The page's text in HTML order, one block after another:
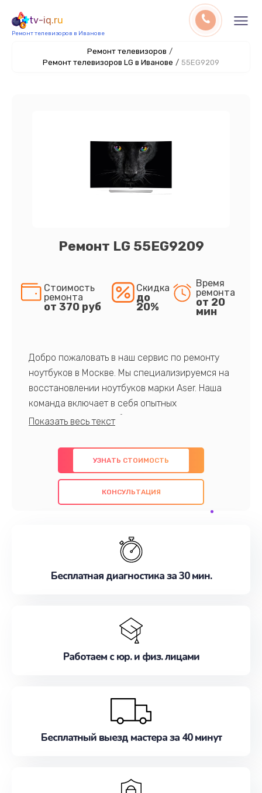
tv-iq.ru
Ремонт телевизоров в Иванове
Ремонт телевизоров /
Ремонт телевизоров LG в Иванове / 55EG9209
Ремонт LG 55EG9209
Стоимость
ремонта
от 370 руб
Скидка
до
20%
Время
ремонта
от 20
мин
Добро пожаловать в наш сервис по ремонту
ноутбуков в Москве. Мы специализируемся на
восстановлении ноутбуков марки Aser. Наша
команда включает в себя опытных
профессионалов с обширными знаниями и
предлагаем быстрый и качественный ремонт с
использованием оригинальных компонентов, а
также гарантируем качество всех
проведенных работ. Наша цель - предоставить
наилучшим образом. Не медлите записаться на
УЗНАТЬ СТОИМОСТЬ
КОНСУЛЬТАЦИЯ
Бесплатная диагностика за 30 мин.
Работаем с юр. и физ. лицами
Бесплатный выезд мастера за 40 минут